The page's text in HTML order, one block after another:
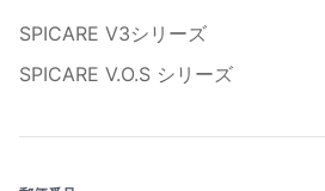
SPICARE V3シリーズ
SPICARE V.O.S シリーズ